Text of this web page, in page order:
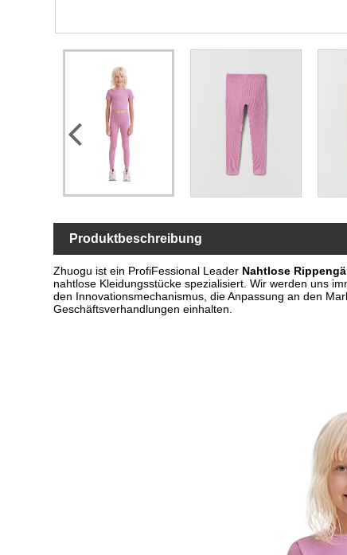
Produktbeschreibung
Zhuogu ist ein ProfiFessional Leader Nahtlose
nahtlose Kleidungsstücke spezialisiert. Wir werden uns
den Innovationsmechanismus, die Anpassung an den
Geschäftsverhandlungen einhalten.